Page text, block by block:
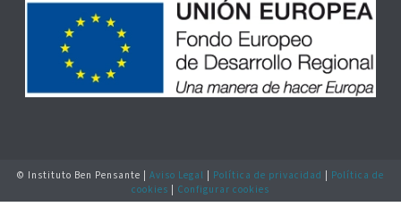
© Instituto Ben Pensante | Aviso Legal | Política de privacidad | Política de
cookies | Configurar cookies